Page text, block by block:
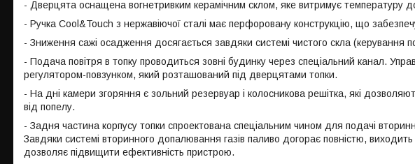
- Дверцята оснащена вогнетривким керамічним склом, яке витримує температуру
- Ручка Cool&Touch з нержавіючої сталі має перфоровану конструкцію, що
- Зниження сажі осадження досягається завдяки системі чистого скла (керування
- Подача повітря в топку проводиться зовні будинку через спеціальний канал.
регулятором-повзунком, який розташований під дверцятами топки.
- На дні камери згоряння є зольний резервуар і колосникова решітка, які
від попелу.
- Задня частина корпусу топки спроектована спеціальним чином для подачі
Завдяки системі вторинного допалювання газів паливо догорає повністю, виходить
дозволяє підвищити ефективність пристрою.